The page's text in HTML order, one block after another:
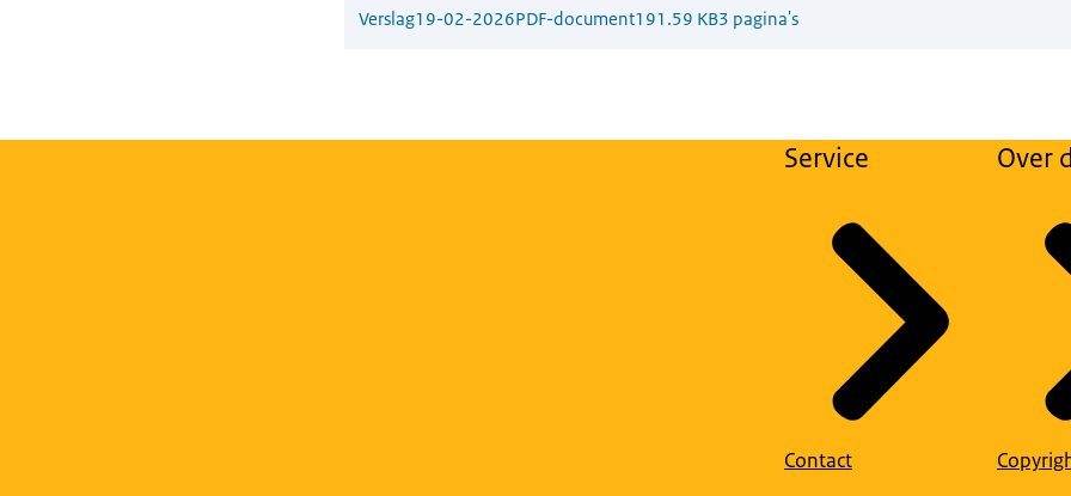
Verslag19-02-2026PDF-document191.59 KB3 pagina's
Service
Contact
Over